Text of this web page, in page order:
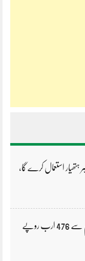
ہتھیار استعمال کرے گا،
بجلی بلوں پر ٹیکس کی مد میں عوام سے 476 ارب روپے